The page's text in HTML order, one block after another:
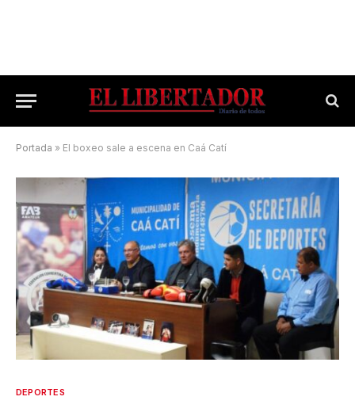
Portada » El boxeo sale a escena en Caá Catí
DEPORTES